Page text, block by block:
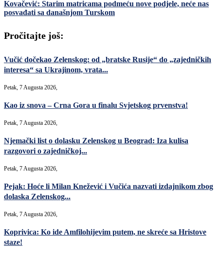
Kovačević: Starim matricama podmeću nove podjele, neće nas
posvađati sa današnjom Turskom
Pročitajte još:
Vučić dočekao Zelenskog: od „bratske Rusije“ do „zajedničkih
interesa“ sa Ukrajinom, vrata...
Petak, 7 Augusta 2026,
Kao iz snova – Crna Gora u finalu Svjetskog prvenstva!
Petak, 7 Augusta 2026,
Njemački list o dolasku Zelenskog u Beograd: Iza kulisa
razgovori o zajedničkoj...
Petak, 7 Augusta 2026,
Pejak: Hoće li Milan Knežević i Vučića nazvati izdajnikom zbog
dolaska Zelenskog...
Petak, 7 Augusta 2026,
Koprivica: Ko ide Amfilohijevim putem, ne skreće sa Hristove
staze!